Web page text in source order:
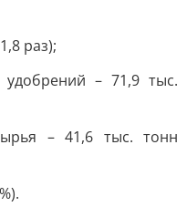
раз);
– 71,9 тыс.
– 41,6 тыс. тонн